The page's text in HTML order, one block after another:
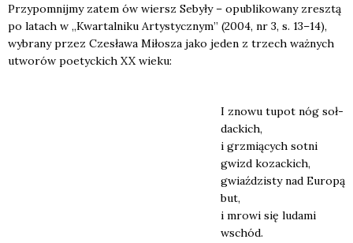
Przy­po­mnij­my zatem ów wiersz Seby­ły – opu­bli­ko­wa­ny zresz­tą
po latach w „Kwar­tal­ni­ku Arty­stycz­nym” (2004, nr 3, s. 13–14),
wybra­ny przez Cze­sła­wa Miło­sza jako jeden z trzech waż­nych
utwo­rów poetyc­kich XX wie­ku:
I zno­wu tupot nóg soł­
dac­kich,
i grzmią­cych sot­ni
gwizd kozac­kich,
gwiaź­dzi­sty nad Euro­pą
but,
i mro­wi się luda­mi
wschód.